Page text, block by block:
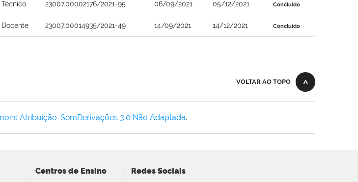
Técnico 23007.00002176/2021-95 06/09/2021 05/12/2021 Concluído
Docente 23007.00014935/2021-49 14/09/2021 14/12/2021 Concluído
VOLTAR AO TOPO
Atribuição-SemDerivações 3.0 Não Adaptada.
Centros de Ensino Redes Sociais